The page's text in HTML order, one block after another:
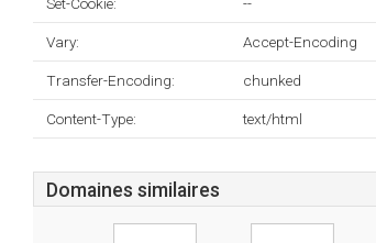
Vary: Accept-Encoding
Transfer-Encoding: chunked
Content-Type: text/html
Domaines similaires